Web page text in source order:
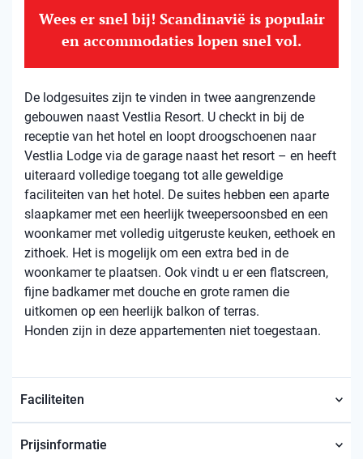
Wees er snel bij! Scandinavië is populair
en accommodaties lopen snel vol.
De lodgesuites zijn te vinden in twee aangrenzende
gebouwen naast Vestlia Resort. U checkt in bij de
receptie van het hotel en loopt droogschoenen naar
Vestlia Lodge via de garage naast het resort – en heeft
uiteraard volledige toegang tot alle geweldige
faciliteiten van het hotel. De suites hebben een aparte
slaapkamer met een heerlijk tweepersoonsbed en een
woonkamer met volledig uitgeruste keuken, eethoek en
zithoek. Het is mogelijk om een ​​extra bed in de
woonkamer te plaatsen. Ook vindt u er een flatscreen,
fijne badkamer met douche en grote ramen die
uitkomen op een heerlijk balkon of terras.
Honden zijn in deze appartementen niet toegestaan.
Faciliteiten
Prijsinformatie